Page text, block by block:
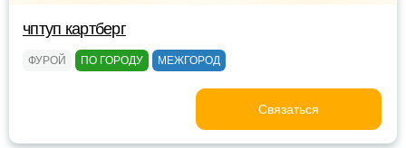
чптуп картберг
ФУРОЙ ПО ГОРОДУ МЕЖГОРОД
Связаться